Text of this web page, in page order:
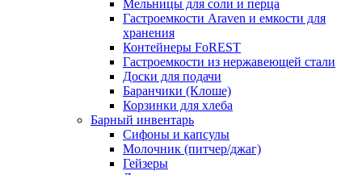
Мельницы для соли и перца
Гастроемкости Araven и емкости для
хранения
Контейнеры FoREST
Гастроемкости из нержавеющей стали
Доски для подачи
Баранчики (Клоше)
Корзинки для хлеба
Барный инвентарь
Сифоны и капсулы
Молочник (питчер/джаг)
Гейзеры